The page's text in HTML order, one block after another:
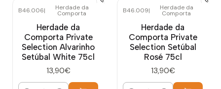
B46.006| Herdade da
Comporta
Herdade da
Comporta Private
Selection Alvarinho
Setúbal White 75cl
13,90€
B46.009| Herdade da
Comporta
Herdade da
Comporta Private
Selection Setúbal
Rosé 75cl
13,90€